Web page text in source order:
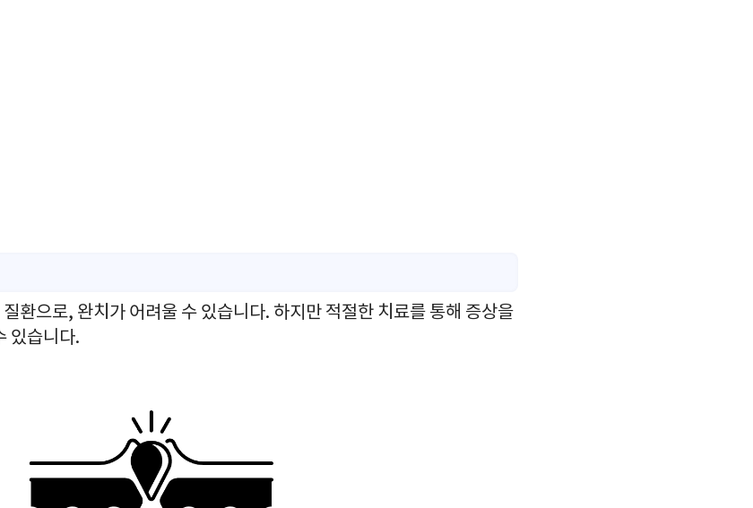
환으로, 완치가 어려울 수 있습니다. 하지만 적절한 치료를 통해 증상을
있습니다.